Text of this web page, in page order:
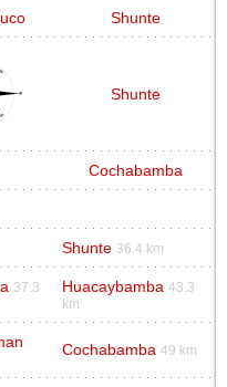
Shunte
Shunte
Cochabamba
Shunte 36.4 km
37.3
Huacaybamba 43.3
km
Cochabamba 49 km